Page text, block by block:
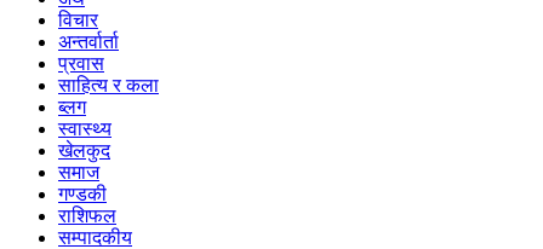
विचार
अन्तर्वार्ता
प्रवास
साहित्य र कला
ब्लग
स्वास्थ्य
खेलकुद
समाज
गण्डकी
राशिफल
सम्पादकीय